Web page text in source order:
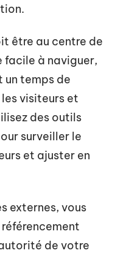
être au centre de
facile à naviguer,
temps de
visiteurs et
des outils
surveiller le
et ajuster en
externes, vous
de votre